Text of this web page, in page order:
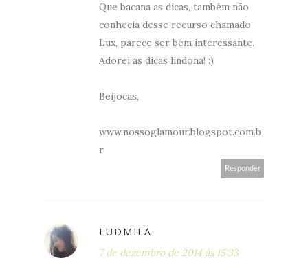
Que bacana as dicas, também não
conhecia desse recurso chamado
Lux, parece ser bem interessante.
Adorei as dicas lindona! :)
Beijocas,
www.nossoglamour.blogspot.com.b
r
Responder
LUDMILA
7 de dezembro de 2014 às 15:33